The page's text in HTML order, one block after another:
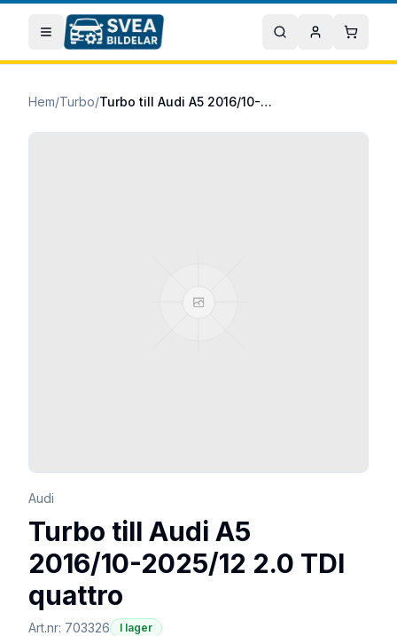
Hoppa till huvudinnehåll
Öppna meny Sök Mitt konto
Hem/Turbo/ Turbo till Audi A5 2016/10-2025/12 2.0 TDI quattro
Audi
Turbo till Audi A5
2016/10-2025/12 2.0 TDI
quattro
Art.nr: 703326 I lager